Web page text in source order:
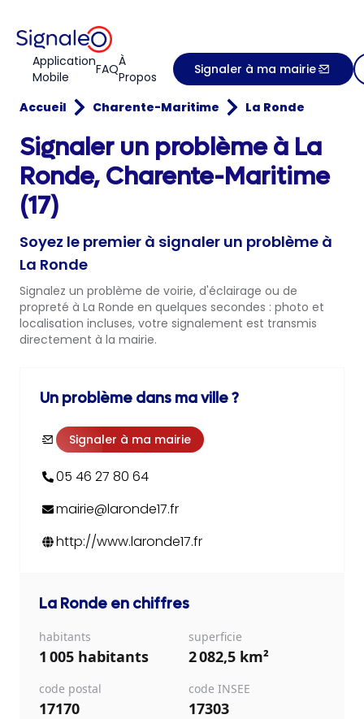
Application
Mobile
FAQÀ
Propos
Signaler à ma mairie
Accueil Charente-Maritime La Ronde
Signaler un problème à La
Ronde, Charente-Maritime
(17)
Soyez le premier à signaler un problème à
La Ronde
Signalez un problème de voirie, d'éclairage ou de
propreté à La Ronde en quelques secondes : photo et
localisation incluses, votre signalement est transmis
directement à la mairie.
Un problème dans ma ville ?
Signaler à ma mairie
05 46 27 80 64
mairie@laronde17.fr
http://www.laronde17.fr
La Ronde en chiffres
habitants
1 005 habitants
superficie
2 082,5 km²
code postal
17170
code INSEE
17303